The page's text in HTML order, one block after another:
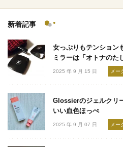
新着記事
女っぷりもテンション
ミラーは「オトナのた
2025 年 9 月 15 日 メー
Glossierのジェルクリ
いい血色ほっぺ
2025 年 9 月 07 日 メー